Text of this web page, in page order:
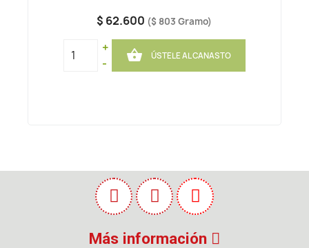
$ 62.600 ($ 803 Gramo)
+
-
 ÚSTELE AL CANASTO
Más información